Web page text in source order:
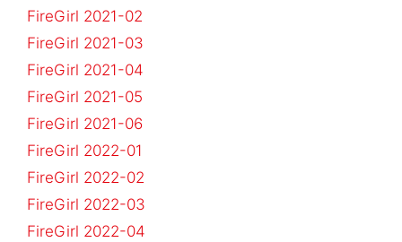
FireGirl 2021-02
FireGirl 2021-03
FireGirl 2021-04
FireGirl 2021-05
FireGirl 2021-06
FireGirl 2022-01
FireGirl 2022-02
FireGirl 2022-03
FireGirl 2022-04